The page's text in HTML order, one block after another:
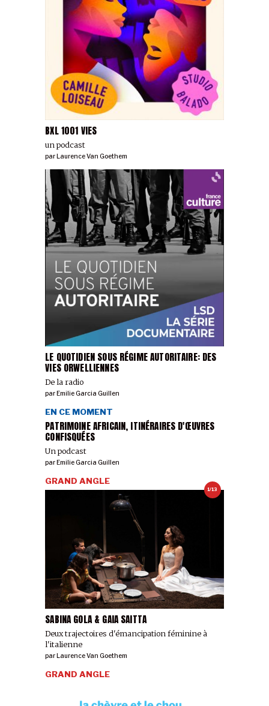
BXL 1001 VIES
un podcast
par Laurence Van Goethem
LE QUOTIDIEN SOUS RÉGIME AUTORITAIRE: DES
VIES ORWELLIENNES
De la radio
parEmilie Garcia Guillen
PATRIMOINE AFRICAIN, ITINÉRAIRES D'ŒUVRES
CONFISQUÉES
Un podcast
EN CE MOMENT
parEmilie Garcia Guillen
1/13
SABINA GOLA & GAIA SAITTA
Deux trajectoires d'émancipation féminine à
l'italienne
GRAND ANGLE
par Laurence Van Goethem
GRAND ANGLE